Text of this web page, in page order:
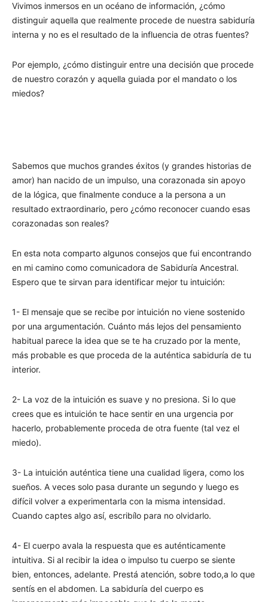
Vivimos inmersos en un océano de información, ¿cómo
distinguir aquella que realmente procede de nuestra sabiduría
interna y no es el resultado de la influencia de otras fuentes?
Por ejemplo, ¿cómo distinguir entre una decisión que procede
de nuestro corazón y aquella guiada por el mandato o los
miedos?
Sabemos que muchos grandes éxitos (y grandes historias de
amor) han nacido de un impulso, una corazonada sin apoyo
de la lógica, que finalmente conduce a la persona a un
resultado extraordinario, pero ¿cómo reconocer cuando esas
corazonadas son reales?
En esta nota comparto algunos consejos que fui encontrando
en mi camino como comunicadora de Sabiduría Ancestral.
Espero que te sirvan para identificar mejor tu intuición:
1- El mensaje que se recibe por intuición no viene sostenido
por una argumentación. Cuánto más lejos del pensamiento
habitual parece la idea que se te ha cruzado por la mente,
más probable es que proceda de la auténtica sabiduría de tu
interior.
2- La voz de la intuición es suave y no presiona. Si lo que
crees que es intuición te hace sentir en una urgencia por
hacerlo, probablemente proceda de otra fuente (tal vez el
miedo).
3- La intuición auténtica tiene una cualidad ligera, como los
sueños. A veces solo pasa durante un segundo y luego es
difícil volver a experimentarla con la misma intensidad.
Cuando captes algo así, escribílo para no olvidarlo.
4- El cuerpo avala la respuesta que es auténticamente
intuitiva. Si al recibir la idea o impulso tu cuerpo se siente
bien, entonces, adelante. Prestá atención, sobre todo,a lo que
sentís en el abdomen. La sabiduría del cuerpo es